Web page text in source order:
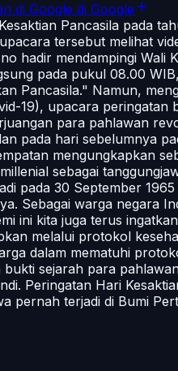
di Google di Google
Pancasila pada
tersebut melihat
hadir mendampingi
pada pukul 08.00
Pancasila." Namun,
19), upacara
para pahlawan
pada hari sebelumnya
mengungkapkan
sebagai
pada 30 September
Sebagai warga negara
ini kita juga terus
melalui protokol
dalam mematuhi
sejarah para
Peringatan Hari
pernah terjadi di Bumi